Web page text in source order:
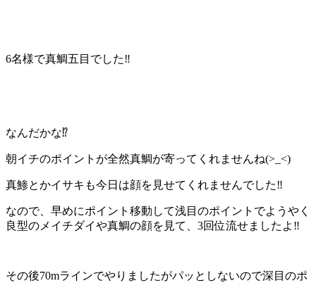
6名様で真鯛五目でした‼️
なんだかな⁉️
朝イチのポイントが全然真鯛が寄ってくれませんね(>_<)
真鯵とかイサキも今日は顔を見せてくれませんでした‼️
なので、早めにポイント移動して浅目のポイントでようやく
良型のメイチダイや真鯛の顔を見て、3回位流せましたよ‼️
その後70mラインでやりましたがパッとしないので深目のポ